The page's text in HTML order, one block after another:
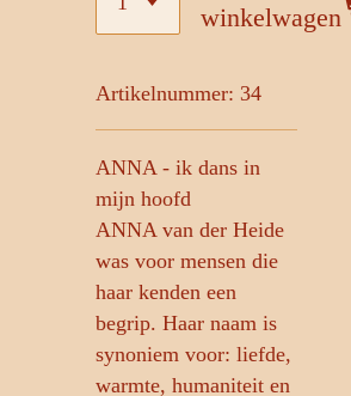
winkelwagen
Artikelnummer: 34
ANNA - ik dans in
mijn hoofd
ANNA van der Heide
was voor mensen die
haar kenden een
begrip. Haar naam is
synoniem voor: liefde,
warmte, humaniteit en